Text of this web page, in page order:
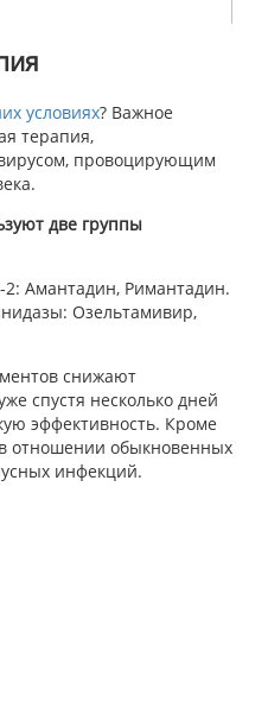
условиях? Важное
терапия,
провоцирующим
две группы
Амантадин, Римантадин.
Озельтамивир,
снижают
спустя несколько дней
эффективность. Кроме
отношении обыкновенных
инфекций.